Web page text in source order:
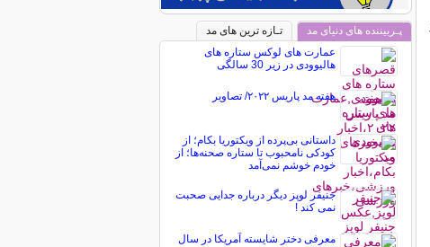
پـربیننده های دنیای مد
تـازه ترین های مد
عمارت های لوکس ستاره های
هالیوودی در زیر 30 سالگی
هفته مد پاریس ۲۰۲۲/ تصاویر
داستانی بی‌پرده از ویکتوریا بکام؛ از
کودکی نامحبوب تا ستاره صحنه‌ها؛ از
خودم خوشم نمی‌آمد
جنیفر لوپز دیگر درباره جدایی صحبت
نمی کند !
معرفی دختر شایسته آمریکا در سال